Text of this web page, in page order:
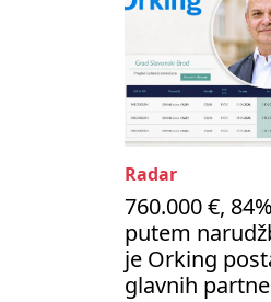
Radar
760.000 €,
putem
je Orking
glavnih